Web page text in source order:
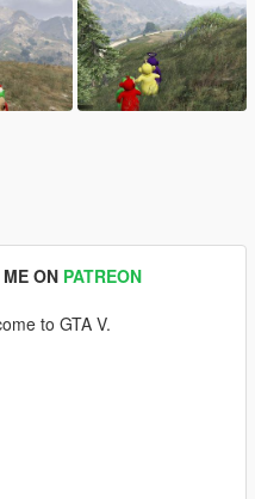
ON PATREON
to GTA V.